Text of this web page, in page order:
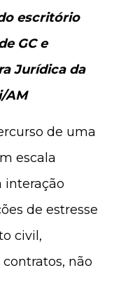
escritório
GC e
Jurídica da
AM
de uma
escala
interação
de estresse
civil,
não